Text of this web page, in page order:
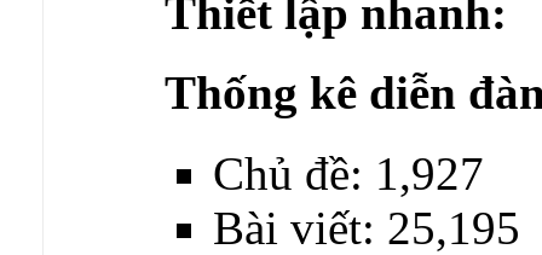
Thiết lập nhanh:
Thống kê diễn
Chủ đề: 1,927
Bài viết: 25,195